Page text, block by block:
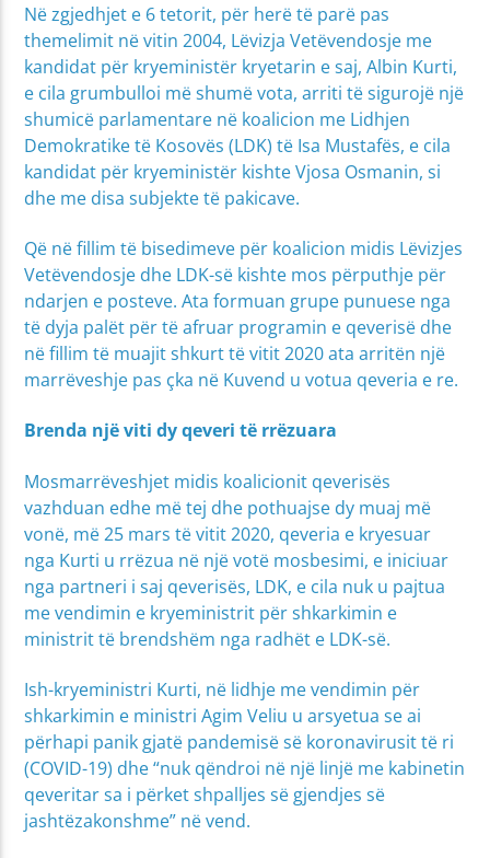
Në zgjedhjet e 6 tetorit, për herë të parë pas
themelimit në vitin 2004, Lëvizja Vetëvendosje me
kandidat për kryeministër kryetarin e saj, Albin Kurti,
e cila grumbulloi më shumë vota, arriti të sigurojë një
shumicë parlamentare në koalicion me Lidhjen
Demokratike të Kosovës (LDK) të Isa Mustafës, e cila
kandidat për kryeministër kishte Vjosa Osmanin, si
dhe me disa subjekte të pakicave.
Që në fillim të bisedimeve për koalicion midis Lëvizjes
Vetëvendosje dhe LDK-së kishte mos përputhje për
ndarjen e posteve. Ata formuan grupe punuese nga
të dyja palët për të afruar programin e qeverisë dhe
në fillim të muajit shkurt të vitit 2020 ata arritën një
marrëveshje pas çka në Kuvend u votua qeveria e re.
Brenda një viti dy qeveri të rrëzuara
Mosmarrëveshjet midis koalicionit qeverisës
vazhduan edhe më tej dhe pothuajse dy muaj më
vonë, më 25 mars të vitit 2020, qeveria e kryesuar
nga Kurti u rrëzua në një votë mosbesimi, e iniciuar
nga partneri i saj qeverisës, LDK, e cila nuk u pajtua
me vendimin e kryeministrit për shkarkimin e
ministrit të brendshëm nga radhët e LDK-së.
Ish-kryeministri Kurti, në lidhje me vendimin për
shkarkimin e ministri Agim Veliu u arsyetua se ai
përhapi panik gjatë pandemisë së koronavirusit të ri
(COVID-19) dhe “nuk qëndroi në një linjë me kabinetin
qeveritar sa i përket shpalljes së gjendjes së
jashtëzakonshme” në vend.